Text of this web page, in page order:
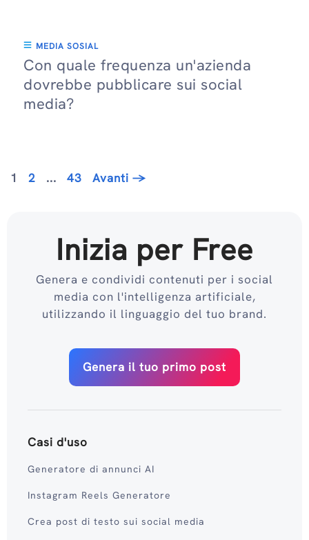
MEDIA SOSIAL
Con quale frequenza un'azienda
dovrebbe pubblicare sui social
media?
Pagina
1 Pagina
2 ... Pagina
43 Avanti →
Inizia per Free
Genera e condividi contenuti per i social
media con l'intelligenza artificiale,
utilizzando il linguaggio del tuo brand.
Genera il tuo primo post
Casi d'uso
Generatore di annunci AI
Instagram Reels Generatore
Crea post di testo sui social media